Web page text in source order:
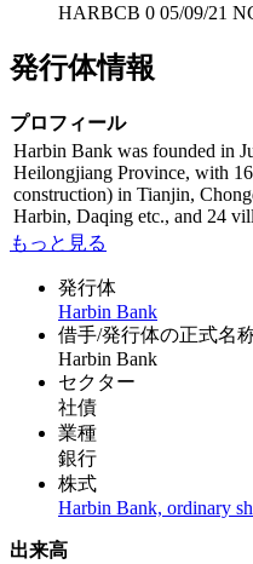
HARBCB 0 05/09/21
発行体情報
プロフィール
Harbin Bank was founded in
Heilongjiang Province, with
construction) in Tianjin,
Harbin, Daqing etc., and 24
もっと見る
発行体
Harbin Bank
借手/発行体の正式名
Harbin Bank
セクター
社債
業種
銀行
株式
Harbin Bank, ordinary
出来高